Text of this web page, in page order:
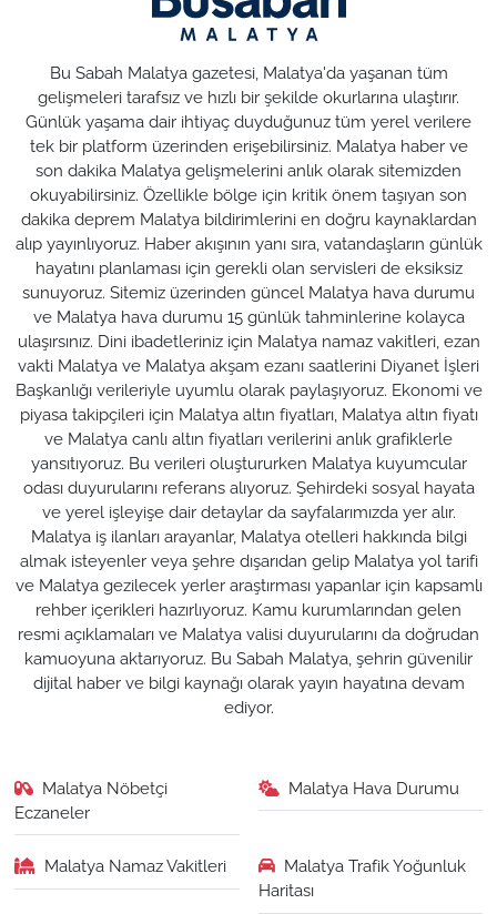
Bu Sabah Malatya gazetesi, Malatya'da yaşanan tüm
gelişmeleri tarafsız ve hızlı bir şekilde okurlarına ulaştırır.
Günlük yaşama dair ihtiyaç duyduğunuz tüm yerel verilere
tek bir platform üzerinden erişebilirsiniz. Malatya haber ve
son dakika Malatya gelişmelerini anlık olarak sitemizden
okuyabilirsiniz. Özellikle bölge için kritik önem taşıyan son
dakika deprem Malatya bildirimlerini en doğru kaynaklardan
alıp yayınlıyoruz. Haber akışının yanı sıra, vatandaşların günlük
hayatını planlaması için gerekli olan servisleri de eksiksiz
sunuyoruz. Sitemiz üzerinden güncel Malatya hava durumu
ve Malatya hava durumu 15 günlük tahminlerine kolayca
ulaşırsınız. Dini ibadetleriniz için Malatya namaz vakitleri, ezan
vakti Malatya ve Malatya akşam ezanı saatlerini Diyanet İşleri
Başkanlığı verileriyle uyumlu olarak paylaşıyoruz. Ekonomi ve
piyasa takipçileri için Malatya altın fiyatları, Malatya altın fiyatı
ve Malatya canlı altın fiyatları verilerini anlık grafiklerle
yansıtıyoruz. Bu verileri oluştururken Malatya kuyumcular
odası duyurularını referans alıyoruz. Şehirdeki sosyal hayata
ve yerel işleyişe dair detaylar da sayfalarımızda yer alır.
Malatya iş ilanları arayanlar, Malatya otelleri hakkında bilgi
almak isteyenler veya şehre dışarıdan gelip Malatya yol tarifi
ve Malatya gezilecek yerler araştırması yapanlar için kapsamlı
rehber içerikleri hazırlıyoruz. Kamu kurumlarından gelen
resmi açıklamaları ve Malatya valisi duyurularını da doğrudan
kamuoyuna aktarıyoruz. Bu Sabah Malatya, şehrin güvenilir
dijital haber ve bilgi kaynağı olarak yayın hayatına devam
ediyor.
Malatya Nöbetçi
Eczaneler
Malatya Hava Durumu
Malatya Namaz Vakitleri
Malatya Trafik Yoğunluk
Haritası